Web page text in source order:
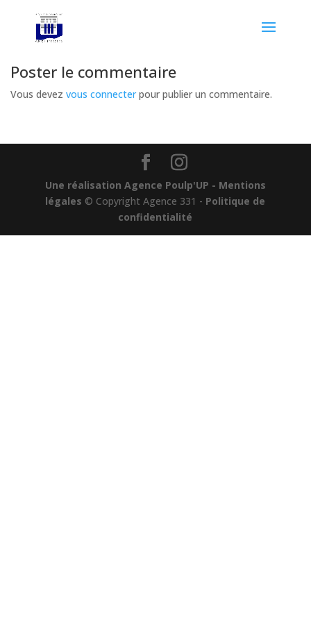
Poster le commentaire
Vous devez vous connecterpour publier un commentaire.
Une réalisation Agence Poulp'UP - Mentions
légales © Copyright Agence 331 - Politique de
confidentialité